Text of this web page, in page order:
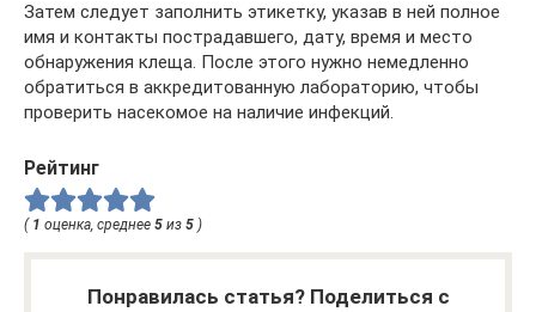
Затем следует заполнить этикетку, указав в ней полное
имя и контакты пострадавшего, дату, время и место
обнаружения клеща. После этого нужно немедленно
обратиться в аккредитованную лабораторию, чтобы
проверить насекомое на наличие инфекций.
Рейтинг
( 1 оценка, среднее 5 из 5 )
Понравилась статья? Поделиться с